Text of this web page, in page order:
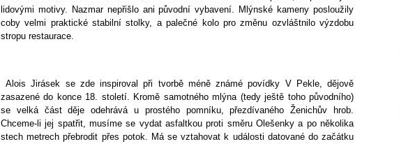
lidovými motivy. Nazmar nepřišlo ani původní vybavení. Mlýnské kameny posloužily
coby velmi praktické stabilní stolky, a palečné kolo pro změnu ozvláštnilo výzdobu
stropu restaurace.
Alois Jirásek se zde inspiroval při tvorbě méně známé povídky V Pekle, dějově
zasazené do konce 18. století. Kromě samotného mlýna (tedy ještě toho původního)
se velká část děje odehrává u prostého pomníku, přezdívaného Ženichův hrob.
Chceme-li jej spatřit, musíme se vydat asfaltkou proti směru Olešenky a po několika
stech metrech přebrodit přes potok. Má se vztahovat k události datované do začátku